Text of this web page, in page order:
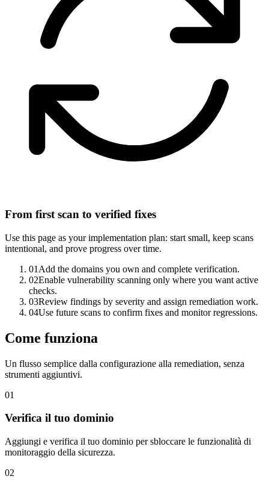
From first scan to verified fixes
Use this page as your implementation plan: start small, keep scans
intentional, and prove progress over time.
01 Add the domains you own and complete verification.
02Enable vulnerability scanning only where you want active
checks.
03Review findings by severity and assign remediation work.
04Use future scans to confirm fixes and monitor regressions.
Come funziona
Un flusso semplice dalla configurazione alla remediation, senza
strumenti aggiuntivi.
01
Verifica il tuo dominio
Aggiungi e verifica il tuo dominio per sbloccare le funzionalità di
monitoraggio della sicurezza.
02